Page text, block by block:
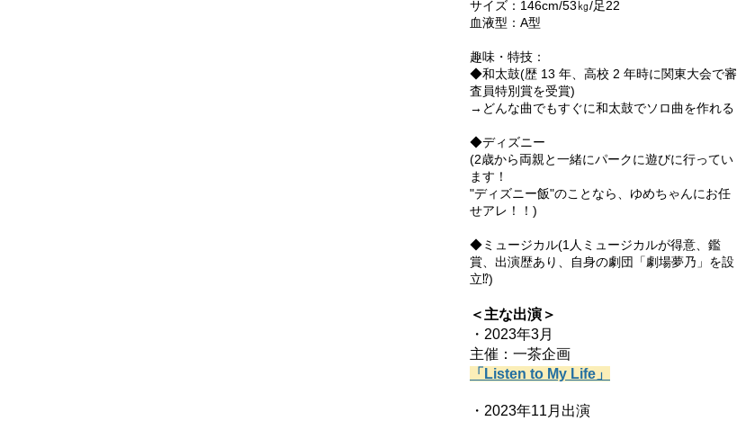
サイズ：146cm/53㎏/足22
血液型：A型
趣味・特技：
◆和太鼓(歴 13 年、高校 2 年時に関東大会で審
査員特別賞を受賞)
→どんな曲でもすぐに和太鼓でソロ曲を作れる
◆ディズニー
(2歳から両親と一緒にパークに遊びに行ってい
ます！
"ディズニー飯"のことなら、ゆめちゃんにお任
せアレ！！)
◆ミュージカル(1人ミュージカルが得意、鑑
賞、出演歴あり、自身の劇団「劇場夢乃」を設
立⁉)
＜主な出演＞
・2023年3月
主催：一茶企画
「Listen to My Life」
・2023年11月出演